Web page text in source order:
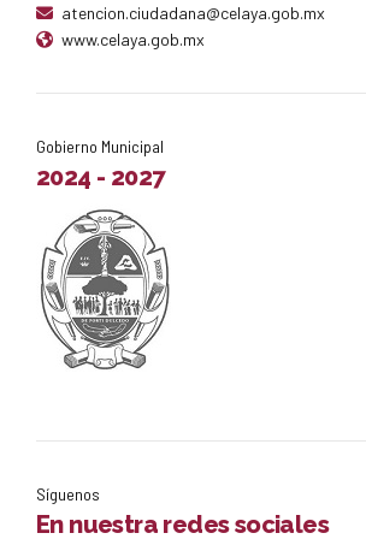
3° Trimestre
4° Trimestre
atencion.ciudadana@celaya.gob.mx
www.celaya.gob.mx
Gobierno Municipal
2024 - 2027
Síguenos
En nuestra redes sociales